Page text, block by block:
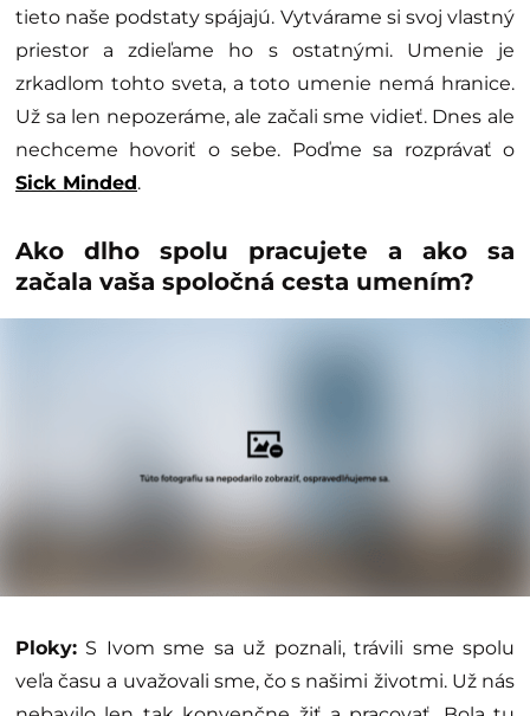
tieto naše podstaty spájajú. Vytvárame si svoj vlastný
priestor a zdieľame ho s ostatnými. Umenie je
zrkadlom tohto sveta, a toto umenie nemá hranice.
Už sa len nepozeráme, ale začali sme vidieť. Dnes ale
nechceme hovoriť o sebe. Poďme sa rozprávať o
Sick Minded.
Ako dlho spolu pracujete a ako sa
začala vaša spoločná cesta umením?
Ploky: S Ivom sme sa už poznali, trávili sme spolu
veľa času a uvažovali sme, čo s našimi životmi. Už nás